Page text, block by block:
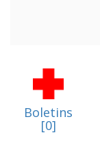
Boletins
[0]